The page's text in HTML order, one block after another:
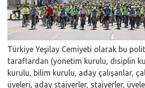
Türkiye Yeşilay Cemiyeti olarak bu
taraflardan (yönetim kurulu, disiplin
kurulu, bilim kurulu, aday çalışanlar,
üyeleri, aday stajyerler, stajyerler,